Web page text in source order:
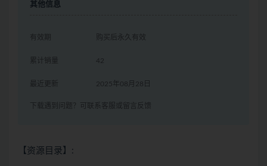
其他信息
有效期 购买后永久有效
累计销量 42
最近更新 2025年08月28日
下载遇到问题？可联系客服或留言反馈
【资源目录】: